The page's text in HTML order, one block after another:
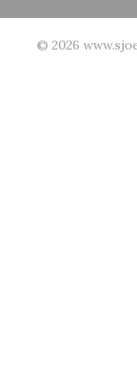
© 2026